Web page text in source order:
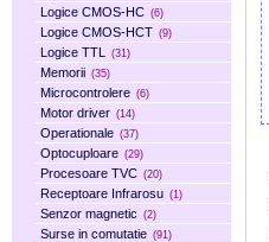
Logice CMOS-HC (6)
Logice CMOS-HCT (9)
Logice TTL (31)
Memorii (35)
Microcontrolere (6)
Motor driver (14)
Operationale (37)
Optocuploare (29)
Procesoare TVC (20)
Receptoare Infrarosu (1)
Senzor magnetic (2)
Surse in comutatie (91)